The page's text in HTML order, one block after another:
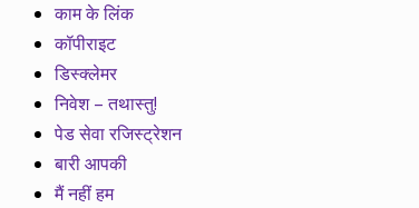
काम के लिंक
कॉपीराइट
डिस्क्लेमर
निवेश – तथास्तु!
पेड सेवा रजिस्ट्रेशन
बारी आपकी
मैं नहीं हम